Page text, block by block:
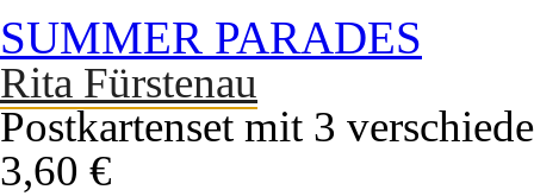
SUMMER PARADES
Rita Fürstenau
Postkartenset mit 3
3,60 €